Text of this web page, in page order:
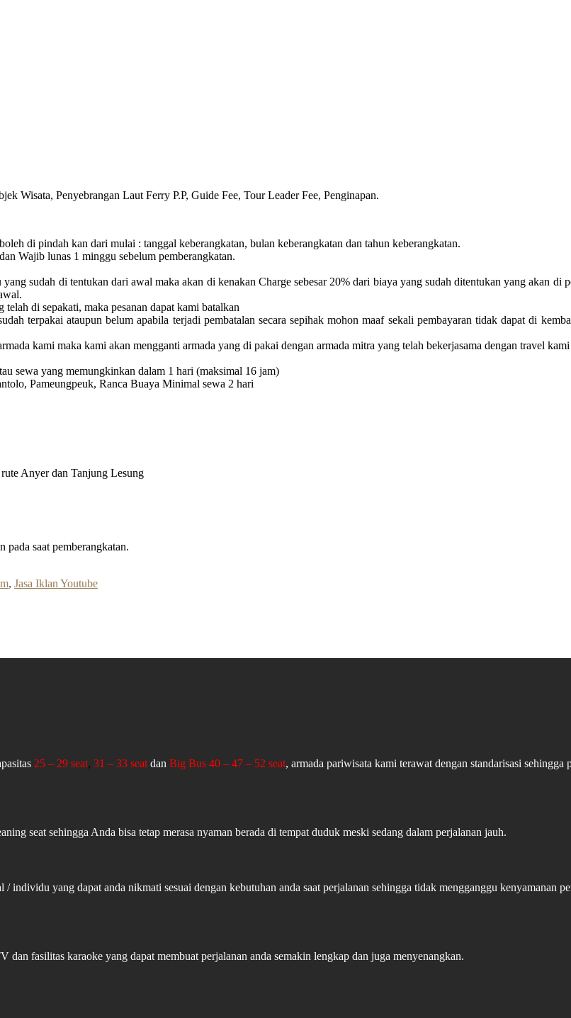
Wisata, Penyebrangan Laut Ferry P.P, Guide Fee, Tour Leader Fee, Penginapan.
di pindah kan dari mulai : tanggal keberangkatan, bulan keberangkatan dan tahun keberangkatan.
Wajib lunas 1 minggu sebelum pemberangkatan.
sudah di tentukan dari awal maka akan di kenakan Charge sebesar 20% dari biaya yang sudah ditentukan yang akan di
di sepakati, maka pesanan dapat kami batalkan
terpakai ataupun belum apabila terjadi pembatalan secara sepihak mohon maaf sekali pembayaran tidak dapat di
kami maka kami akan mengganti armada yang di pakai dengan armada mitra yang telah bekerjasama dengan travel kami
sewa yang memungkinkan dalam 1 hari (maksimal 16 jam)
Pameungpeuk, Ranca Buaya Minimal sewa 2 hari
Anyer dan Tanjung Lesung
pada saat pemberangkatan.
, Jasa Iklan Youtube
25 – 29 seat, 31 – 33 seat dan Big Bus 40 – 47 – 52 seat, armada pariwisata kami terawat dengan standarisasi sehingga
seat sehingga Anda bisa tetap merasa nyaman berada di tempat duduk meski sedang dalam perjalanan jauh.
yang dapat anda nikmati sesuai dengan kebutuhan anda saat perjalanan sehingga tidak mengganggu kenyamanan
fasilitas karaoke yang dapat membuat perjalanan anda semakin lengkap dan juga menyenangkan.